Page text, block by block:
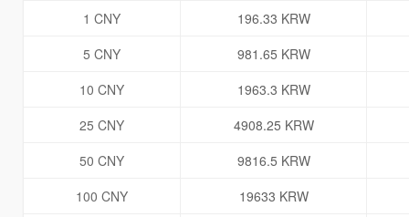
1 CNY
196.33 KRW
5 CNY
981.65 KRW
10 CNY
1963.3 KRW
25 CNY
4908.25 KRW
50 CNY
9816.5 KRW
100 CNY
19633 KRW